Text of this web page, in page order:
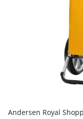
Andersen Royal